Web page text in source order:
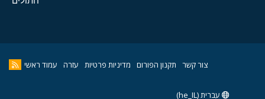
צור קשר תקנון הפורום מדיניות פרטיות עזרה עמוד ראשי
עברית (he_IL)